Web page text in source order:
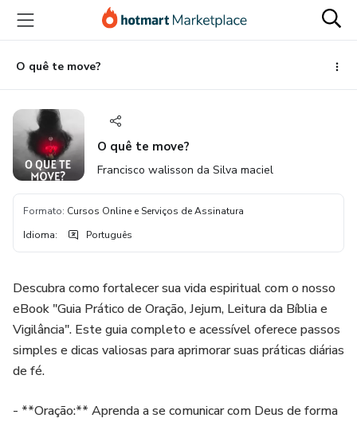
para
conteúdo
principal
para
pagamento
para
rodapé
O quê te move?
O quê te move?
Francisco walisson da Silva maciel
Formato: Cursos Online e Serviços de Assinatura
Idioma: Português
Descubra como fortalecer sua vida espiritual com o nosso
eBook "Guia Prático de Oração, Jejum, Leitura da Bíblia e
Vigilância". Este guia completo e acessível oferece passos
simples e dicas valiosas para aprimorar suas práticas diárias
de fé.
- **Oração:** Aprenda a se comunicar com Deus de forma